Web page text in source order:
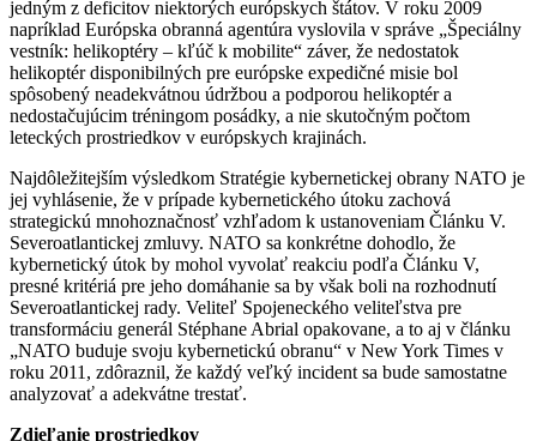
jedným z deficitov niektorých európskych štátov. V roku 2009
napríklad Európska obranná agentúra vyslovila v správe „Špeciálny
vestník: helikoptéry – kľúč k mobilite“ záver, že nedostatok
helikoptér disponibilných pre európske expedičné misie bol
spôsobený neadekvátnou údržbou a podporou helikoptér a
nedostačujúcim tréningom posádky, a nie skutočným počtom
leteckých prostriedkov v európskych krajinách.
Najdôležitejším výsledkom Stratégie kybernetickej obrany NATO je
jej vyhlásenie, že v prípade kybernetického útoku zachová
strategickú mnohoznačnosť vzhľadom k ustanoveniam Článku V.
Severoatlantickej zmluvy. NATO sa konkrétne dohodlo, že
kybernetický útok by mohol vyvolať reakciu podľa Článku V,
presné kritériá pre jeho domáhanie sa by však boli na rozhodnutí
Severoatlantickej rady. Veliteľ Spojeneckého veliteľstva pre
transformáciu generál Stéphane Abrial opakovane, a to aj v článku
„NATO buduje svoju kybernetickú obranu“ v New York Times v
roku 2011, zdôraznil, že každý veľký incident sa bude samostatne
analyzovať a adekvátne trestať.
Zdieľanie prostriedkov